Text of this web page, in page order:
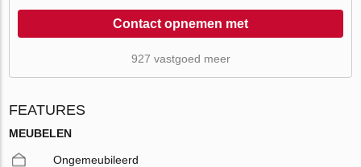
Contact opnemen met
927 vastgoed meer
FEATURES
MEUBELEN
Ongemeubileerd